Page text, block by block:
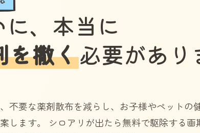
、本当に
を撒く必要があり
不要な薬剤散布を減らし、お子様やペットの
します。 シロアリが出たら無料で駆除する画